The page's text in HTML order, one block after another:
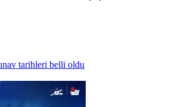
tarihleri belli oldu